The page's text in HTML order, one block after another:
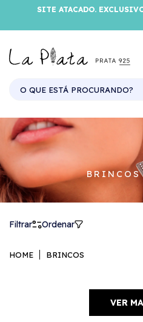
SITE ATACADO.
BRINCOS
Filtrar Ordenar
HOME BRINCOS
VER